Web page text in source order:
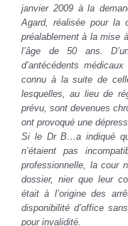
janvier 2009 à la
Agard, réalisée pour la
préalablement à la mise
l’âge de 50 ans.
d’antécédents
connu à la suite de
lesquelles, au lieu de
prévu, sont devenues
ont provoqué une
Si le Dr B…a indiqué
n’étaient pas
professionnelle, la cour
dossier, nier que leur
était à l’origine des
disponibilité d’office
pour invalidité.